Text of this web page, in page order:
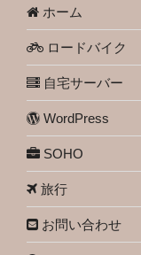
ホーム
ロードバイク
自宅サーバー
WordPress
SOHO
旅行
お問い合わせ